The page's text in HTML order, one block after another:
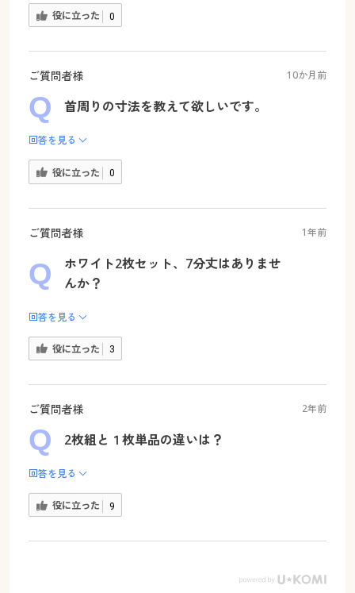
役に立った 0
ご質問者様 10か月前
首周りの寸法を教えて欲しいです。
回答を見る
役に立った 0
ご質問者様 1年前
ホワイト2枚セット、7分丈はありませ
んか？
回答を見る
役に立った 3
ご質問者様 2年前
2枚組と１枚単品の違いは？
回答を見る
役に立った 9